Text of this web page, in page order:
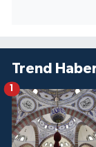
Trend
Uşak
Van
Yozgat